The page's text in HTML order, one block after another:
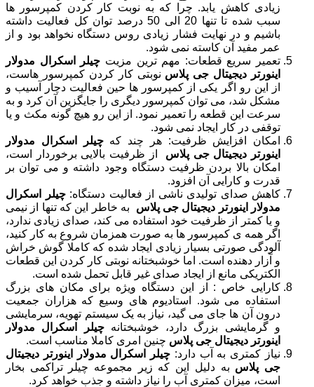
زیادی کاهش یابد. چرا که به نوبت کار کردن کمپرسور ها
سبب شده تا تنها 20 الی 50 درصد توان کل فعالیت داشته
باشیم و در نهایت فشار زیادی روس دستگاه نخواهد بود و از
عمر مفید آن کاسته نمی شود.
تعمیر سریع قطعات: مهم ترین مزیت چیلر اسکرال مدولار
اینورتر دیجیتال جی پلاس نوبتی کار کردن کمپرسور هاست،
از این رو اگر یکی از کمپرسور ها حین فعالیت دچار آسیب و
مشکل شد، می توان کمپرسور دیگری را جایگزین آن کرد و به
سرعت این قطعه را تعمیر نمود. از این رو هیچ گونه مکث و یا
توقفی در کار ایجاد نمی شود.
امکان افزایش ظرفیت: هر چند کهچیلر اسکرال مدولار
اینورتر دیجیتال جی پلاس
از ظرفیت بالایی برخوردار است،
امکان بالا بردن ظرفیت دستگاه وجود داشته و می توان بر
قدرت و کارایی آن افزود.
کاهش صدای تولیدی ناشی از فعالیت دستگاه:چیلر اسکرال
مدولار اینورتر دیجیتال جی پلاس
به خاطر این که تنها از نیمی
و یا کمتر از ظرفیت خود استفاده می کند، صدای زیادی ندارد،
اگر همه ی کمپرسور ها به صورت همزمان شروع به کار کنید،
آلودگی صورتی بسیار زیادی ایجاد شده که کاملا گوش خراش
و آزار دهنده است. اما خوشبختانه نوبتی کار کردن این قطعات
الکتریکی مانع از ایجاد صدای غیر قابل تحمل شده است.
کارایی خاص : از این دستگاه ویژه برای مکان های بزرگ
استفاده می شود. استادیوم های وسیع که هزاران جمعیت
درون آن ها جای می گید، نیاز به یک سیستم تهویه، سرمایشی
و گرمایشی بزرگ دارد، خوشبختانهچیلر اسکرال مدولار
اینورتر دیجیتال جی پلاس چنین امری کاملا مناسب است.
نیاز کمتری به آب دارد: چیلر اسکرال مدولار اینورتر دیجیتال
جی پلاس به دلیل این که زیر مجموعه چیلر تراکمی بخار
است، میزان کمتری آب را نیاز داشته و جذب خواهد کرد.